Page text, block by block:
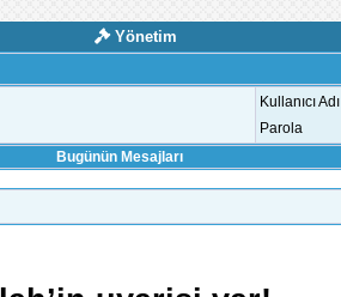
Yönetim
Kullanıcı Adı
Parola
Bugünün Mesajları